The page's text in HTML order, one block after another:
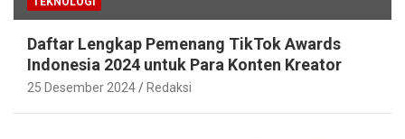
Daftar Lengkap Pemenang TikTok Awards
Indonesia 2024 untuk Para Konten Kreator
25 Desember 2024 Redaksi